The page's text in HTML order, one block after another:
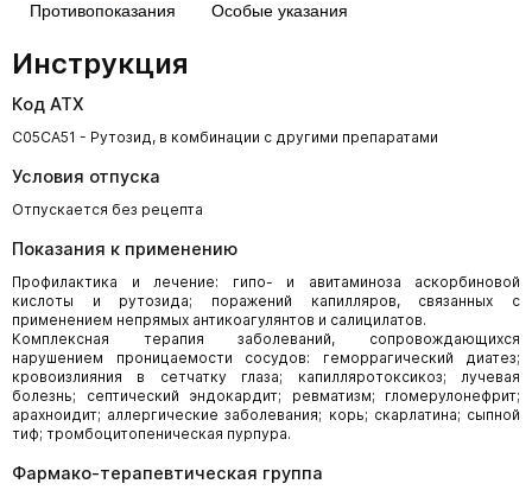
Противопоказания Особые указания
Инструкция
Код АТХ
C05CA51 - Рутозид, в комбинации с другими препаратами
Условия отпуска
Отпускается без рецепта
Показания к применению
Профилактика и лечение: гипо- и авитаминоза аскорбиновой
кислоты и рутозида; поражений капилляров, связанных с
применением непрямых антикоагулянтов и салицилатов.
Комплексная терапия заболеваний, сопровождающихся
нарушением проницаемости сосудов: геморрагический диатез;
кровоизлияния в сетчатку глаза; капилляротоксикоз; лучевая
болезнь; септический эндокардит; ревматизм; гломерулонефрит;
арахноидит; аллергические заболевания; корь; скарлатина; сыпной
тиф; тромбоцитопеническая пурпура.
Фармако-терапевтическая группа